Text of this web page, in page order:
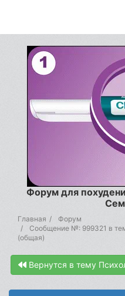
Форум для
Главная
Форум
Сообщение №: 999321 в
(общая)
Вернутся в тему